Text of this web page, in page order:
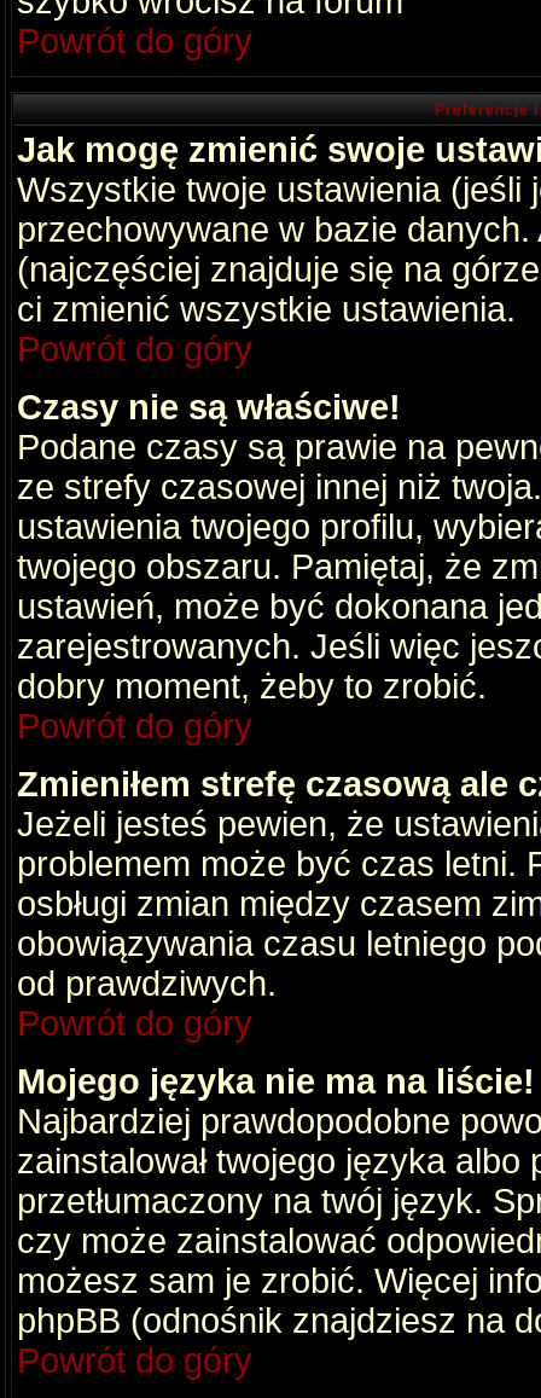
Powrót do góry
Preferencje
Jak mogę zmienić swoje
Wszystkie twoje ustawienia (jeśli
przechowywane w bazie
(najczęściej znajduje się na
ci zmienić wszystkie ustawienia.
Powrót do góry
Czasy nie są właściwe!
Podane czasy są prawie na
ze strefy czasowej innej niż
ustawienia twojego profilu,
twojego obszaru. Pamiętaj, że
ustawień, może być dokonana
zarejestrowanych. Jeśli więc
dobry moment, żeby to zrobić.
Powrót do góry
Zmieniłem strefę czasową ale
Jeżeli jesteś pewien, że
problemem może być czas letni.
osbługi zmian między czasem
obowiązywania czasu letniego
od prawdziwych.
Powrót do góry
Mojego języka nie ma na liście!
Najbardziej prawdopodobne
zainstalował twojego języka albo
przetłumaczony na twój język.
czy może zainstalować
możesz sam je zrobić. Więcej
phpBB (odnośnik znajdziesz na
Powrót do góry